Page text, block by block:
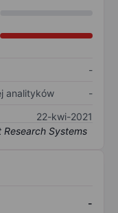
-
analityków
-
22-kwi-2021
-